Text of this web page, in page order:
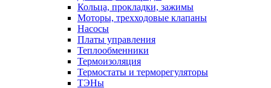
Кольца, прокладки, зажимы
Моторы, трехходовые клапаны
Насосы
Платы управления
Теплообменники
Термоизоляция
Термостаты и терморегуляторы
ТЭНы